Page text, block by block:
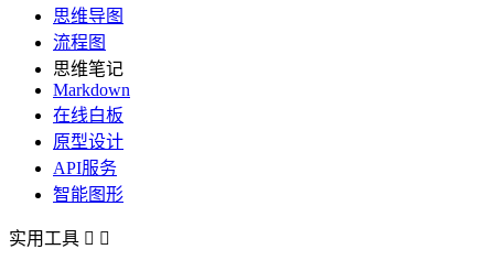
思维导图
流程图
思维笔记
Markdown
在线白板
原型设计
API服务
智能图形
实用工具  